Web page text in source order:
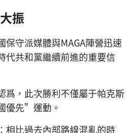
振
保守派媒體與MAGA陣營迅速
共和黨繼續前進的重要信
爲，此次勝利不僅屬于帕克斯
優先”運動。
相比過去內部路線混亂的時